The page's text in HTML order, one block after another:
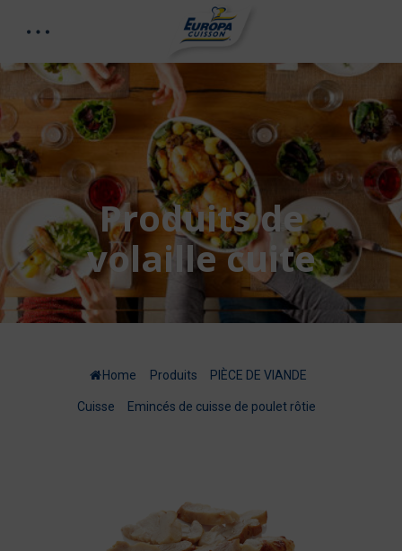
Produits de
volaille cuite
Home Produits PIÈCE DE VIANDE
Cuisse Emincés de cuisse de poulet rôtie